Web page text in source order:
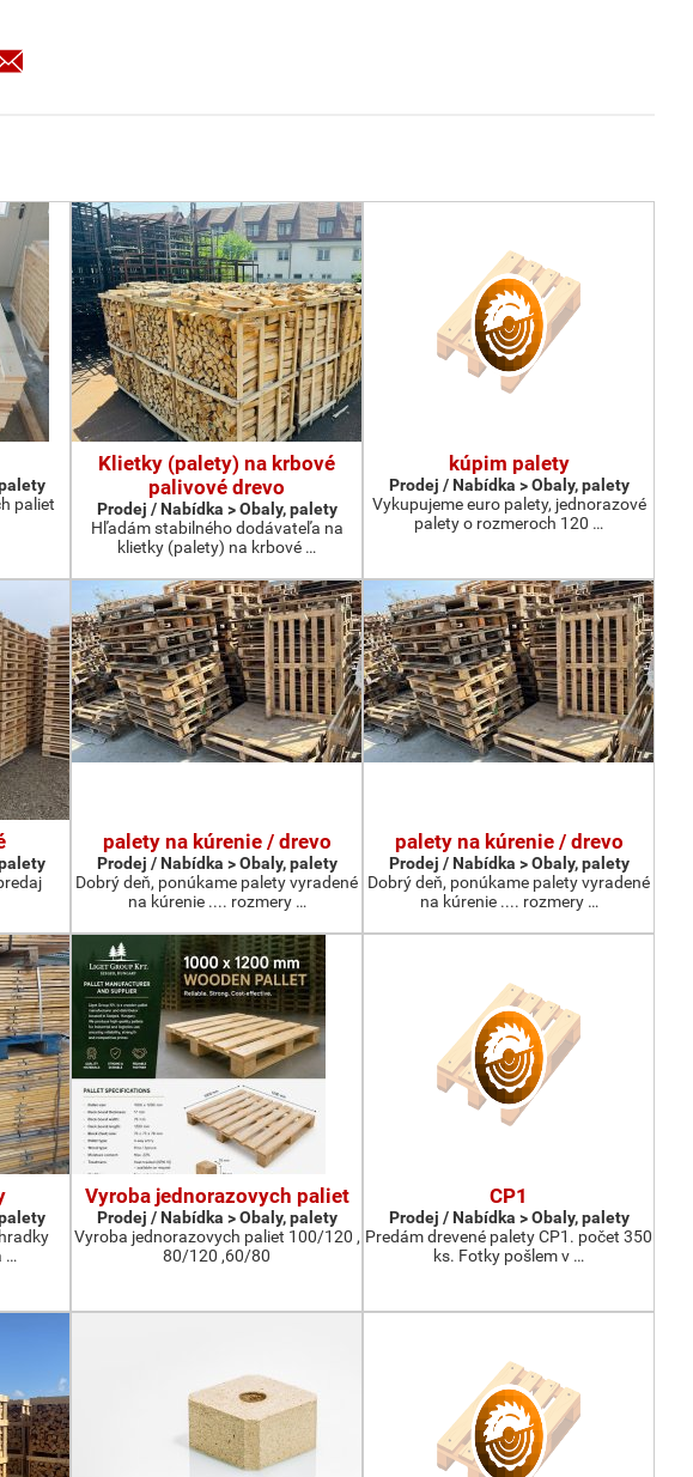
paliet
Klietky (palety) na krbové
palivové drevo
Prodej / Nabídka > Obaly, palety
Hľadám stabilného dodávateľa na
klietky (palety) na krbové …
kúpim palety
Prodej / Nabídka > Obaly, palety
Vykupujeme euro palety, jednorazové
palety o rozmeroch 120 …
palety na kúrenie / drevo
Prodej / Nabídka > Obaly, palety
Dobrý deň, ponúkame palety vyradené
na kúrenie .... rozmery …
palety na kúrenie / drevo
Prodej / Nabídka > Obaly, palety
Dobrý deň, ponúkame palety vyradené
na kúrenie .... rozmery …
…
Vyroba jednorazovych paliet
Prodej / Nabídka > Obaly, palety
Vyroba jednorazovych paliet 100/120 ,
80/120 ,60/80
CP1
Prodej / Nabídka > Obaly, palety
Predám drevené palety CP1. počet 350
ks. Fotky pošlem v …